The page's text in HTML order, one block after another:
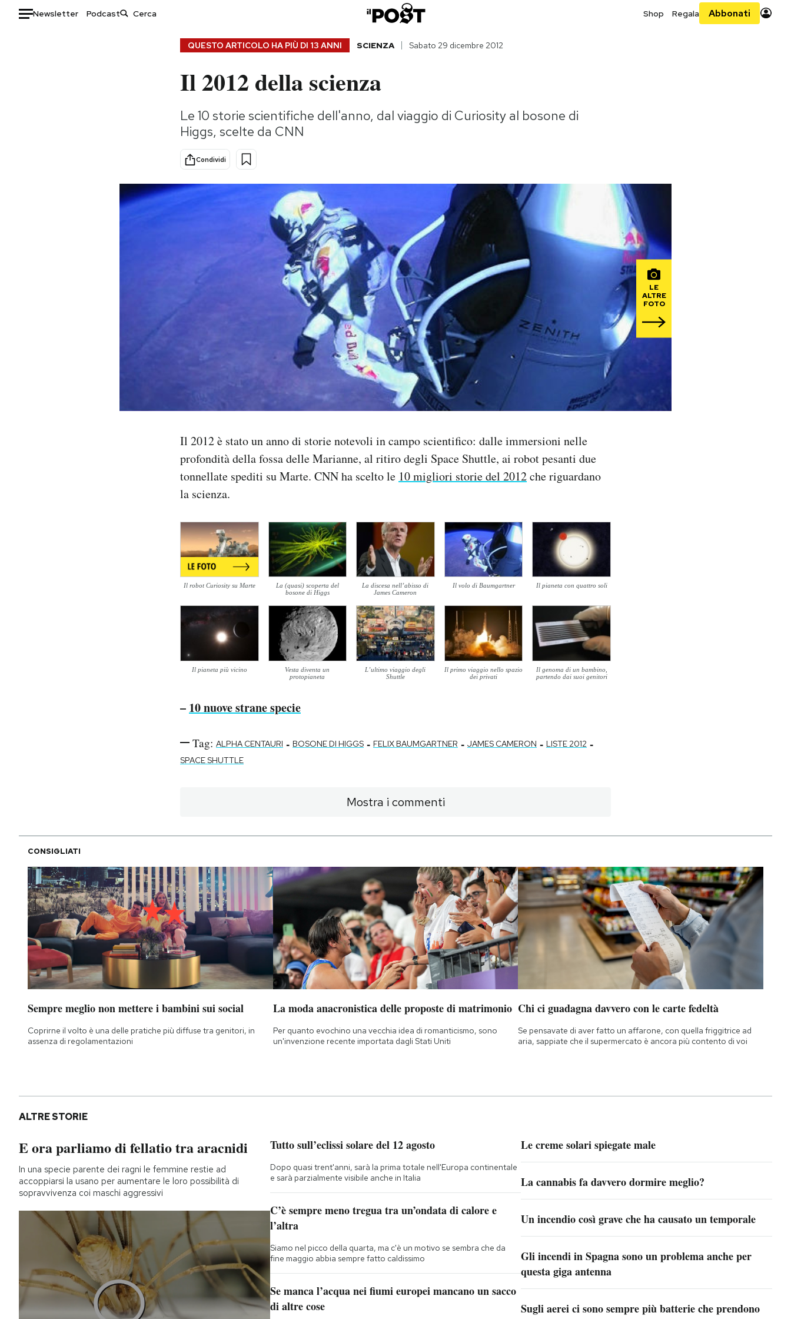
Newsletter Podcast Shop Regala Abbonati
Consumismi
Storie/Idee
Ok Boomer!
Media
Europa
QUESTO ARTICOLO HA PIÙ DI 13 ANNI SCIENZA Sabato 29 dicembre 2012
Il 2012 della scienza
Le 10 storie scientifiche dell'anno, dal viaggio di Curiosity al bosone di
Higgs, scelte da CNN
Condividi
LE
ALTRE
FOTO
Il 2012 è stato un anno di storie notevoli in campo scientifico: dalle immersioni nelle
profondità della fossa delle Marianne, al ritiro degli Space Shuttle, ai robot pesanti due
tonnellate spediti su Marte. CNN ha scelto le 10 migliori storie del 2012che riguardano
la scienza.
Il robot Curiosity su Marte
La (quasi) scoperta del
bosone di Higgs
La discesa nell’abisso di
James Cameron
Il volo di Baumgartner Il pianeta con quattro soli
Il pianeta più vicino
Vesta diventa un
protopianeta
L’ultimo viaggio degli
Shuttle
Il primo viaggio nello spazio
dei privati
Il genoma di un bambino,
partendo dai suoi genitori
– 10 nuove strane specie
Tag: ALPHA CENTAURI - BOSONE DI HIGGS - FELIX BAUMGARTNER - JAMES CAMERON - LISTE 2012 -
SPACE SHUTTLE
Mostra i commenti
CONSIGLIATI
Sempre meglio non mettere i bambini sui social
Coprirne il volto è una delle pratiche più diffuse tra genitori, in
assenza di regolamentazioni
La moda anacronistica delle proposte di matrimonio
Per quanto evochino una vecchia idea di romanticismo, sono
un'invenzione recente importata dagli Stati Uniti
Chi ci guadagna davvero con le carte fedeltà
Se pensavate di aver fatto un affarone, con quella friggitrice ad
aria, sappiate che il supermercato è ancora più contento di voi
ALTRE STORIE
E ora parliamo di fellatio tra aracnidi
In una specie parente dei ragni le femmine restie ad
accoppiarsi la usano per aumentare le loro possibilità di
sopravvivenza coi maschi aggressivi
Tutto sull’eclissi solare del 12 agosto
Dopo quasi trent'anni, sarà la prima totale nell'Europa continentale
e sarà parzialmente visibile anche in Italia
C’è sempre meno tregua tra un’ondata di calore e
l’altra
Siamo nel picco della quarta, ma c'è un motivo se sembra che da
fine maggio abbia sempre fatto caldissimo
Se manca l’acqua nei fiumi europei mancano un sacco
di altre cose
Le creme solari spiegate male
La cannabis fa davvero dormire meglio?
Un incendio così grave che ha causato un temporale
Gli incendi in Spagna sono un problema anche per
questa giga antenna
Sugli aerei ci sono sempre più batterie che prendono